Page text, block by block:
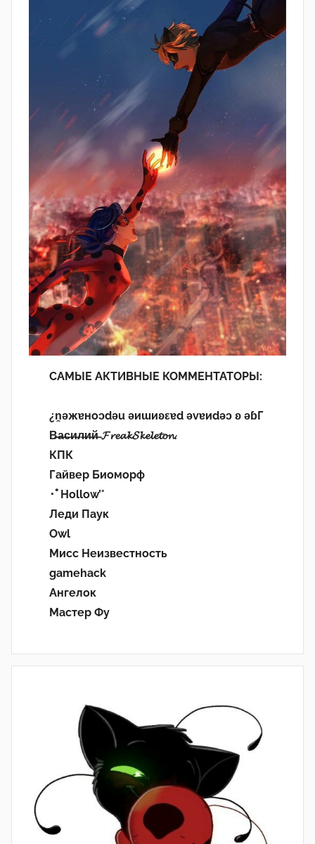
САМЫЕ АКТИВНЫЕ КОММЕНТАТОРЫ:
¿n̯ǝжɐноɔdǝu ǝиɯиʚεɐd ǝvɐиdǝɔ ʚ ǝɓГ
В̶а̶с̶и̶л̶и̶й̶ 𝓕𝓻𝓮𝓪𝓴𝓢𝓴𝓮𝓵𝓮𝓽𝓸𝓷.
КПК
Гайвер Биоморф
･ﾟHollow’°
Леди Паук
Owl
Мисс Неизвестность
gamehack
Ангелок
Мастер Фу